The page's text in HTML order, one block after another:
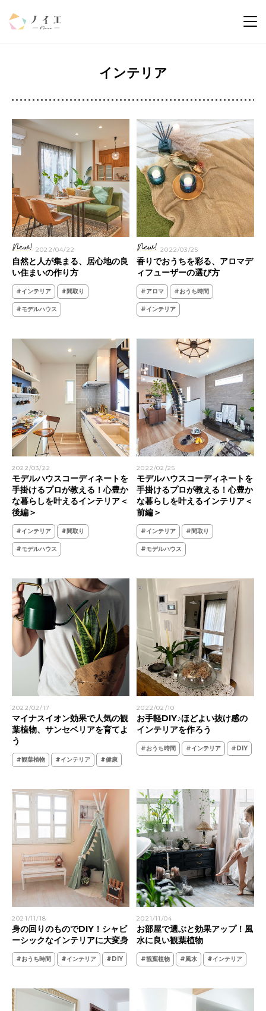
インテリア
2022/04/22
自然と人が集まる、居心地の良
い住まいの作り方
#インテリア #間取り
#モデルハウス
2022/03/25
香りでおうちを彩る、アロマデ
ィフューザーの選び方
#アロマ #おうち時間
#インテリア
2022/03/22
モデルハウスコーディネートを
手掛けるプロが教える！心豊か
な暮らしを叶えるインテリア＜
後編＞
#インテリア #間取り
#モデルハウス
2022/02/25
モデルハウスコーディネートを
手掛けるプロが教える！心豊か
な暮らしを叶えるインテリア＜
前編＞
#インテリア #間取り
#モデルハウス
2022/02/17
マイナスイオン効果で人気の観
葉植物、サンセベリアを育てよ
う
#観葉植物 #インテリア #健康
2022/02/10
お手軽DIY♪ほどよい抜け感の
インテリアを作ろう
#おうち時間 #インテリア #DIY
2021/11/18
身の回りのものでDIY！シャビ
ーシックなインテリアに大変身
#おうち時間 #インテリア #DIY
2021/11/04
お部屋で選ぶと効果アップ！風
水に良い観葉植物
#観葉植物 #風水 #インテリア